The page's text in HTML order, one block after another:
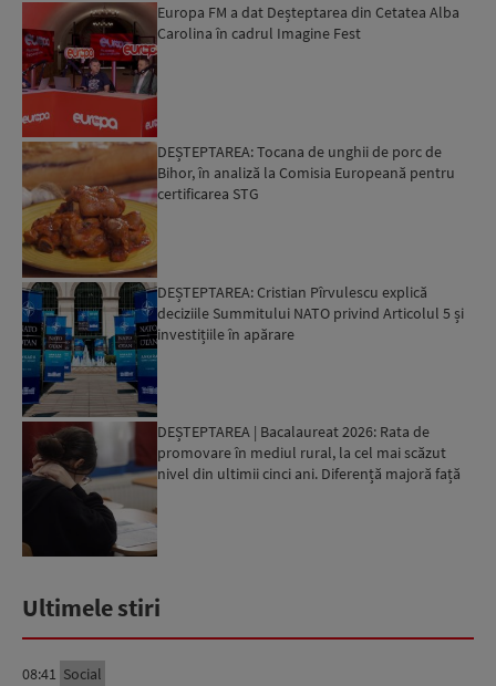
Europa FM a dat Deșteptarea din Cetatea Alba
Carolina în cadrul Imagine Fest
DEȘTEPTAREA: Tocana de unghii de porc de
Bihor, în analiză la Comisia Europeană pentru
certificarea STG
DEȘTEPTAREA: Cristian Pîrvulescu explică
deciziile Summitului NATO privind Articolul 5 și
investițiile în apărare
DEȘTEPTAREA | Bacalaureat 2026: Rata de
promovare în mediul rural, la cel mai scăzut
nivel din ultimii cinci ani. Diferență majoră față
Ultimele stiri
08:41 Social